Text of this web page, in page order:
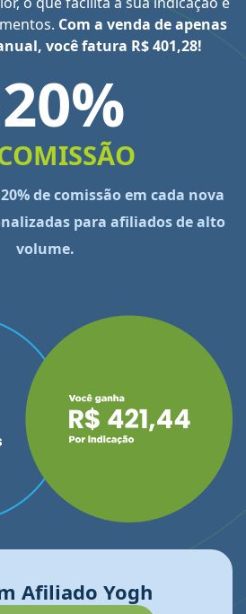
Com a venda de apenas
você fatura R$ 401,28!
20%
de comissão em cada nova
para afiliados de alto
volume.
Afiliado Yogh